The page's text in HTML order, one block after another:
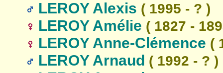
LEROY Alexis ( 1995 - ? )
LEROY Amélie ( 1827 -
LEROY Anne-Clémence (
LEROY Arnaud ( 1992 - ? )